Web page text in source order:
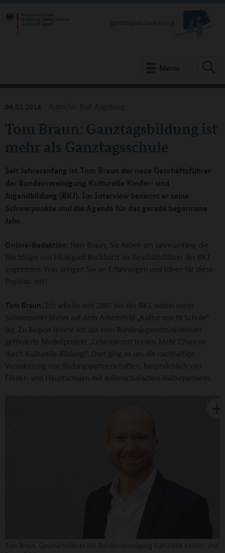
Menu
Tom Braun: Ganztagsbildung ist
mehr als Ganztagsschule
04.02.2014 Autor/in: Ralf Augsburg
Seit Jahresanfang ist Tom Braun der neue Geschäftsführer
der Bundesvereinigung Kulturelle Kinder- und
Jugendbildung (BKJ). Im Interview benennt er seine
Schwerpunkte und die Agenda für das gerade begonnene
Jahr.
Online-Redaktion: Herr Braun, Sie haben am Jahresanfang die
Nachfolge von Hildegard Bockhorst als Geschäftsführer der BKJ
angetreten. Was bringen Sie an Erfahrungen und Ideen für diese
Position mit?
Tom Braun: Ich arbeite seit 2007 bei der BKJ, wobei mein
Schwerpunkt bisher auf dem Arbeitsfeld „Kultur macht Schule“
lag. Zu Beginn leitete ich das vom Bundesjugendministerium
geförderte Modellprojekt „Lebenskunst lernen. Mehr Chancen
durch Kulturelle Bildung!“. Dort ging es um die nachhaltige
Verankerung von Bildungspartnerschaften, hauptsächlich von
Förder- und Hauptschulen mit außerschulischen Kulturpartnern.